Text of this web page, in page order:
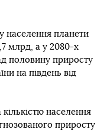
населення планети
млрд, а у 2080-х
половину приросту
на південь від
населення
приросту